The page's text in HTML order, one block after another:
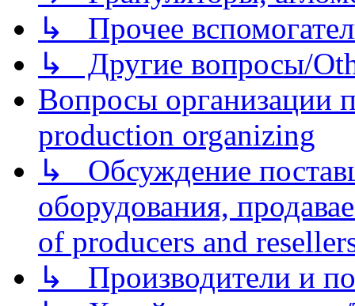
↳ Прочее
↳ Другие вопросы/
Вопросы организации
production organizing
↳ Обсуждение
оборудования,
of producers and
↳ Производители и